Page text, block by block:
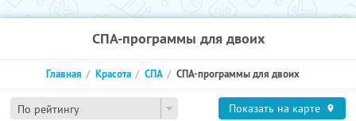
СПА-программы для двоих
По рейтингу
Главная Красота СПА СПА-программы для двоих
Показать на карте